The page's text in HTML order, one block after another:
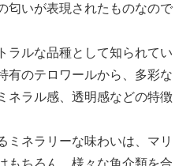
匂いが表現されたものなので
ラルな品種として知られてい
有のテロワールから、多彩な
ネラル感、透明感などの特徴
ミネラリーな味わいは、マリ
もちろん、様々な魚介類を合